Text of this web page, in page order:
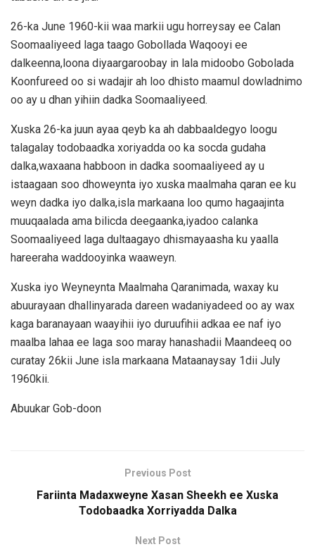
26-ka June 1960-kii waa markii ugu horreysay ee Calan
Soomaaliyeed laga taago Gobollada Waqooyi ee
dalkeenna,loona diyaargaroobay in lala midoobo Gobolada
Koonfureed oo si wadajir ah loo dhisto maamul dowladnimo
oo ay u dhan yihiin dadka Soomaaliyeed.
Xuska 26-ka juun ayaa qeyb ka ah dabbaaldegyo loogu
talagalay todobaadka xoriyadda oo ka socda gudaha
dalka,waxaana habboon in dadka soomaaliyeed ay u
istaagaan soo dhoweynta iyo xuska maalmaha qaran ee ku
weyn dadka iyo dalka,isla markaana loo qumo hagaajinta
muuqaalada ama bilicda deegaanka,iyadoo calanka
Soomaaliyeed laga dultaagayo dhismayaasha ku yaalla
hareeraha waddooyinka waaweyn.
Xuska iyo Weyneynta Maalmaha Qaranimada, waxay ku
abuurayaan dhallinyarada dareen wadaniyadeed oo ay wax
kaga baranayaan waayihii iyo duruufihii adkaa ee naf iyo
maalba lahaa ee laga soo maray hanashadii Maandeeq oo
curatay 26kii June isla markaana Mataanaysay 1dii July
1960kii.
Abuukar Gob-doon
Previous Post
Fariinta Madaxweyne Xasan Sheekh ee Xuska
Todobaadka Xorriyadda Dalka
Next Post